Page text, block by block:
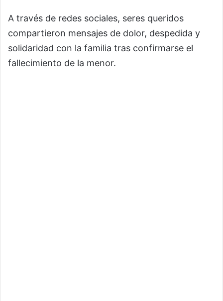
A través de redes sociales, seres queridos
compartieron mensajes de dolor, despedida y
solidaridad con la familia tras confirmarse el
fallecimiento de la menor.